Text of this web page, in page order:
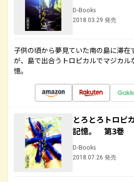
D-Books
2018.03.29 発売
子供の頃から夢見ていた南の島に滞在
が、島で出合うトロピカルでマジカル
憶。
とろとろトロピ
記憶。 第3巻
D-Books
2018.07.26 発売